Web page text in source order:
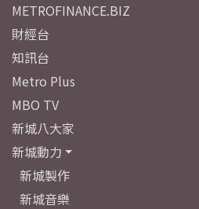
METROFINANCE.BIZ
財經台
知訊台
Metro Plus
MBO TV
新城八大家
新城動力
新城製作
新城音樂